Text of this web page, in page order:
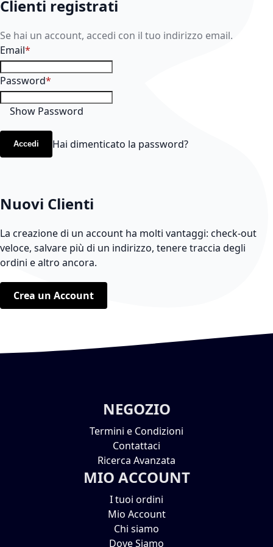
Clienti registrati
Se hai un account, accedi con il tuo indirizzo email.
Email
Password
Show Password
Accedi Hai dimenticato la password?
Nuovi Clienti
La creazione di un account ha molti vantaggi: check-out
veloce, salvare più di un indirizzo, tenere traccia degli
ordini e altro ancora.
Crea un Account
NEGOZIO
Termini e Condizioni
Contattaci
Ricerca Avanzata
MIO ACCOUNT
I tuoi ordini
Mio Account
Chi siamo
Dove Siamo